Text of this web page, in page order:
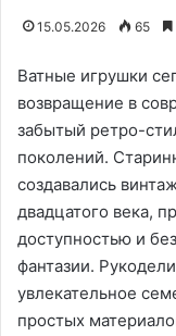
15.05.2026 65
Ватные игрушки
возвращение в
забытый ретро-
поколений.
создавались
двадцатого века,
доступностью и
фантазии.
увлекательное
простых